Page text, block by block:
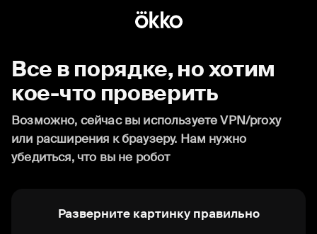
Все в порядке, но хотим
кое-что проверить
Возможно, сейчас вы используете VPN/proxy
или расширения к браузеру. Нам нужно
убедиться, что вы не робот
Разверните картинку правильно